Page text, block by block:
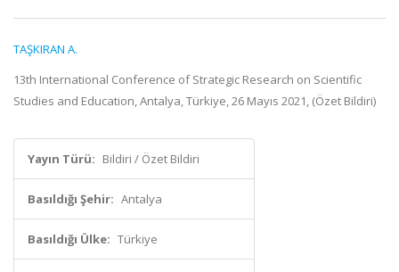
TAŞKIRAN A.
13th International Conference of Strategic Research on Scientific
Studies and Education, Antalya, Türkiye, 26 Mayıs 2021, (Özet Bildiri)
Yayın Türü: Bildiri / Özet Bildiri
Basıldığı Şehir: Antalya
Basıldığı Ülke: Türkiye